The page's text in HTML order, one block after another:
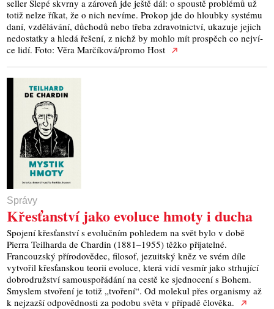
seller Sle­pé skvr­ny a záro­veň jde ješ­tě dál: o spous­tě pro­blé­mů už
totiž nelze říkat, že o nich neví­me. Pro­kop jde do hloub­ky sys­té­mu
daní, vzdě­lá­vá­ní, důcho­dů nebo tře­ba zdra­vot­nic­tví, uka­zu­je jejich
nedo­stat­ky a hle­dá řeše­ní, z nichž by moh­lo mít pro­spěch co nej­ví­
ce lidí. Foto: Věra Marčíková/promo Host
Správy
Křesťanství jako evoluce hmoty i ducha
Spojení křesťanství s evolučním pohledem na svět bylo v době
Pierra Teilharda de Chardin (1881–1955) těžko přijatelné.
Francouzský přírodovědec, filosof, jezuitský kněz ve svém díle
vytvořil křesťanskou teorii evoluce, která vidí vesmír jako strhující
dobrodružství samouspořádání na cestě ke sjednocení s Bohem.
Smyslem stvoření je totiž „tvoření“. Od molekul přes organismy až
k nejzazší odpovědnosti za podobu světa v případě člověka.